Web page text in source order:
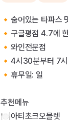
🔸숨어있는 타파스
🔸구글평점 4.7에
🔸와인전문점
🔸4시30분부터 7
🔸휴무일: 일
추천메뉴
🍽️아티초크오믈렛